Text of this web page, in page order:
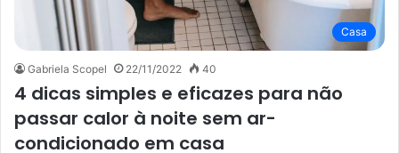
Casa
Gabriela Scopel 22/11/2022 40
4 dicas simples e eficazes para não
passar calor à noite sem ar-
condicionado em casa